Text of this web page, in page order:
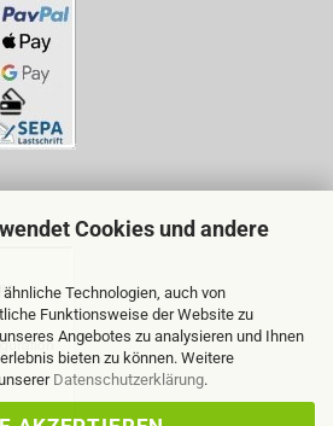
Cookies und andere
Technologien, auch von
Funktionsweise der Website zu
Angebotes zu analysieren und Ihnen
bieten zu können. Weitere
Datenschutzerklärung.